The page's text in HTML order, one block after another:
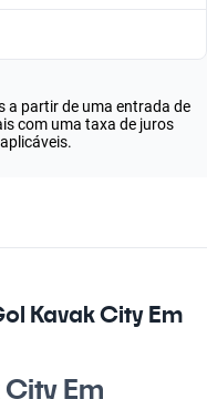
a partir de uma entrada de
com uma taxa de juros
Kavak City Em
Em